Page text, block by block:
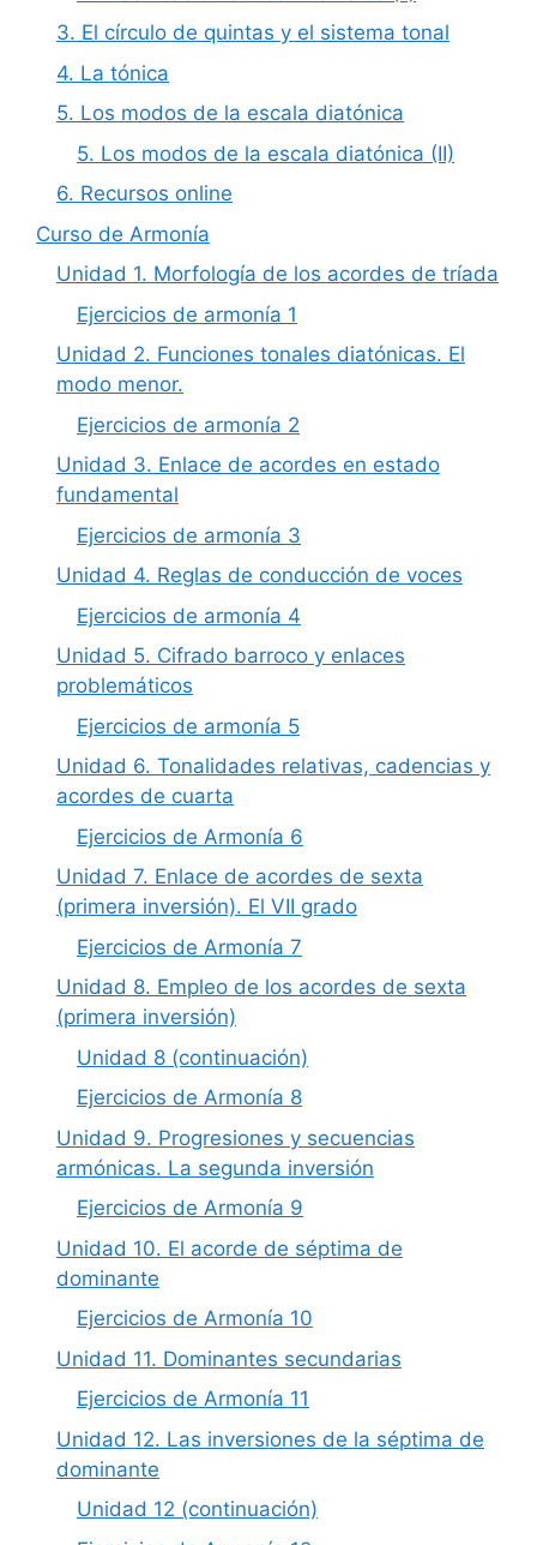
3. El círculo de quintas y el sistema tonal
4. La tónica
5. Los modos de la escala diatónica
5. Los modos de la escala diatónica (II)
6. Recursos online
Curso de Armonía
Unidad 1. Morfología de los acordes de tríada
Ejercicios de armonía 1
Unidad 2. Funciones tonales diatónicas. El
modo menor.
Ejercicios de armonía 2
Unidad 3. Enlace de acordes en estado
fundamental
Ejercicios de armonía 3
Unidad 4. Reglas de conducción de voces
Ejercicios de armonía 4
Unidad 5. Cifrado barroco y enlaces
problemáticos
Ejercicios de armonía 5
Unidad 6. Tonalidades relativas, cadencias y
acordes de cuarta
Ejercicios de Armonía 6
Unidad 7. Enlace de acordes de sexta
(primera inversión). El VII grado
Ejercicios de Armonía 7
Unidad 8. Empleo de los acordes de sexta
(primera inversión)
Unidad 8 (continuación)
Ejercicios de Armonía 8
Unidad 9. Progresiones y secuencias
armónicas. La segunda inversión
Ejercicios de Armonía 9
Unidad 10. El acorde de séptima de
dominante
Ejercicios de Armonía 10
Unidad 11. Dominantes secundarias
Ejercicios de Armonía 11
Unidad 12. Las inversiones de la séptima de
dominante
Unidad 12 (continuación)